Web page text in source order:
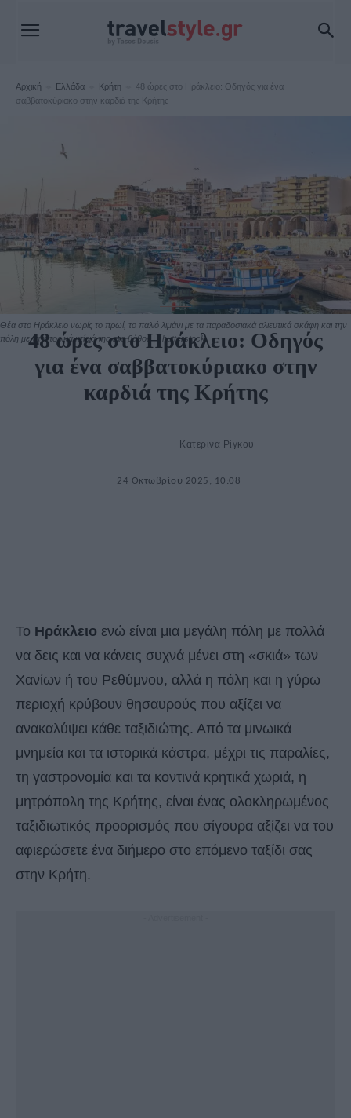
Αρχική Ελλάδα Κρήτη
48 ώρες στο Ηράκλειο: Οδηγός για ένα
σαββατοκύριακο στην καρδιά της Κρήτης
Θέα στο Ηράκλειο νωρίς το πρωί, το παλιό λιμάνι με τα παραδοσιακά αλιευτικά σκάφη και την
πόλη με τα ιστορικά κτίριά της στο βάθος | shutterstock
Κρήτη
48 ώρες στο Ηράκλειο: Οδηγός
για ένα σαββατοκύριακο στην
καρδιά της Κρήτης
Κατερίνα Ρίγκου
24 Οκτωβρίου 2025, 10:08
Το Ηράκλειο ενώ είναι μια μεγάλη πόλη με πολλά
να δεις και να κάνεις συχνά μένει στη «σκιά» των
Χανίων ή του Ρεθύμνου, αλλά η πόλη και η γύρω
περιοχή κρύβουν θησαυρούς που αξίζει να
ανακαλύψει κάθε ταξιδιώτης. Από τα μινωικά
μνημεία και τα ιστορικά κάστρα, μέχρι τις παραλίες,
τη γαστρονομία και τα κοντινά κρητικά χωριά, η
μητρόπολη της Κρήτης, είναι ένας ολοκληρωμένος
ταξιδιωτικός προορισμός που σίγουρα αξίζει να του
αφιερώσετε ένα διήμερο στο επόμενο ταξίδι σας
στην Κρήτη.